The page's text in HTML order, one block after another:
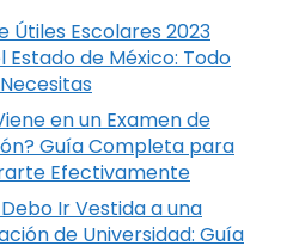
Útiles Escolares 2023
Estado de México: Todo
en un Examen de
Guía Completa para
Efectivamente
Ir Vestida a una
de Universidad: Guía